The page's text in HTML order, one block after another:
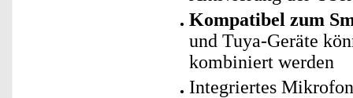
Kompatibel zum
und Tuya-Geräte
kombiniert werden
Integriertes